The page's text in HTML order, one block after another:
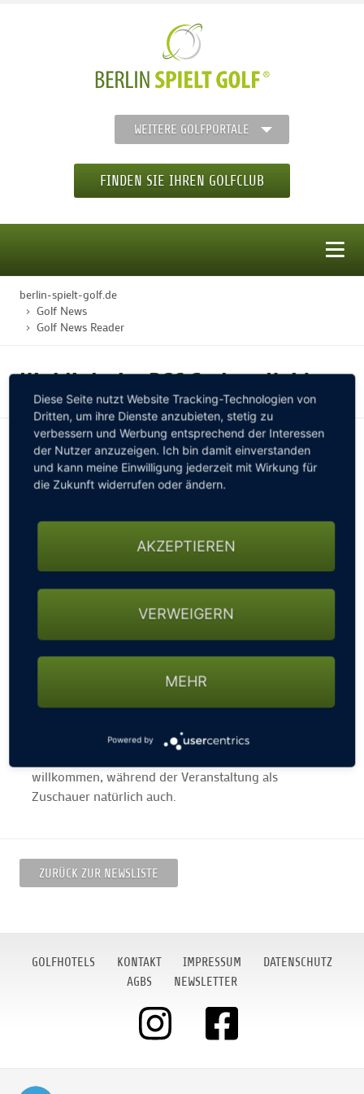
WEITERE GOLFPORTALE
FINDEN SIE IHREN GOLFCLUB
STARTSEITE
GOLFTURNIERE
GOLF CARD
GOLF NEWS
berlin-spielt-golf.de
Golf News
Golf News Reader
Highlight im BGC Stolper Heide
Stolper Heide stattfinden: die Amateurelite Europas
trifft sich zumGTGA Invitational Turnier.Das
Teilnehmerfeld füllt sich allmählich mit Topathleten.
Wer nachsehen möchte- gerne hier
im BGC Stolper Heide. Übrigens: bis dahin & danach
sind Sie als Gastspieler in Stolpe herzlich
willkommen, während der Veranstaltung als
Zuschauer natürlich auch.
ZURÜCK ZUR NEWSLISTE
GOLFHOTELS KONTAKT IMPRESSUM
DATENSCHUTZ
AGBS
NEWSLETTER
Diese Seite nutzt Website Tracking-Technologien von
Dritten, um ihre Dienste anzubieten, stetig zu
verbessern und Werbung entsprechend der Interessen
der Nutzer anzuzeigen. Ich bin damit einverstanden
und kann meine Einwilligung jederzeit mit Wirkung für
die Zukunft widerrufen oder ändern.
AKZEPTIEREN
VERWEIGERN
MEHR
Powered by